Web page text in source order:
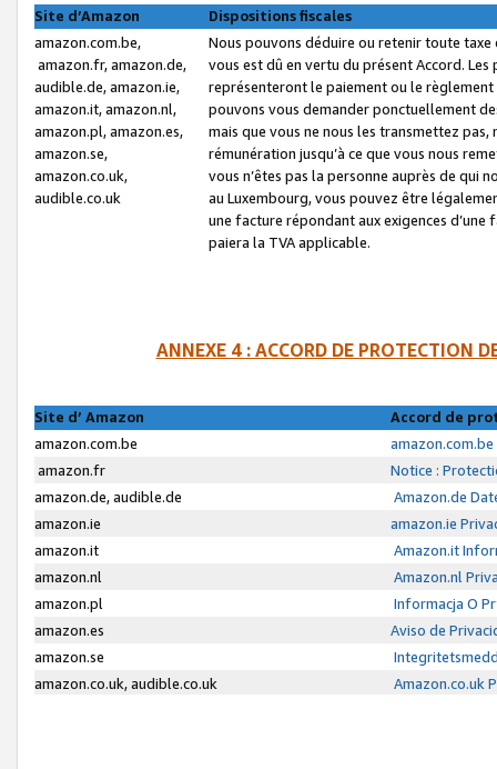
Site d’Amazon
Dispositions fiscales
amazon.com.be,
amazon.fr, amazon.de,
audible.de, amazon.ie,
amazon.it, amazon.nl,
amazon.pl, amazon.es,
amazon.se,
amazon.co.uk,
audible.co.uk
Nous pouvons déduire ou retenir toute
vous est dû en vertu du présent Accord.
représenteront le paiement ou le
pouvons vous demander ponctuellement
mais que vous ne nous les transmettez
rémunération jusqu’à ce que vous nous
vous n’êtes pas la personne auprès de qui
au Luxembourg, vous pouvez être
une facture répondant aux exigences
paiera la TVA applicable.
ANNEXE 4 : ACCORD DE PROTECTION
Site d’ Amazon
Accord de
amazon.com.be
amazon.fr
Notice :
amazon.de, audible.de
Amazon.de
amazon.ie
amazon.ie
amazon.it
Amazon.it
amazon.nl
Amazon.nl
amazon.pl
Informacja O
amazon.es
Aviso de
amazon.se
amazon.co.uk, audible.co.uk
Amazon.co.uk